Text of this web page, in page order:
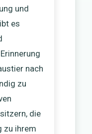
und
es
nach
zu
die
zu ihrem